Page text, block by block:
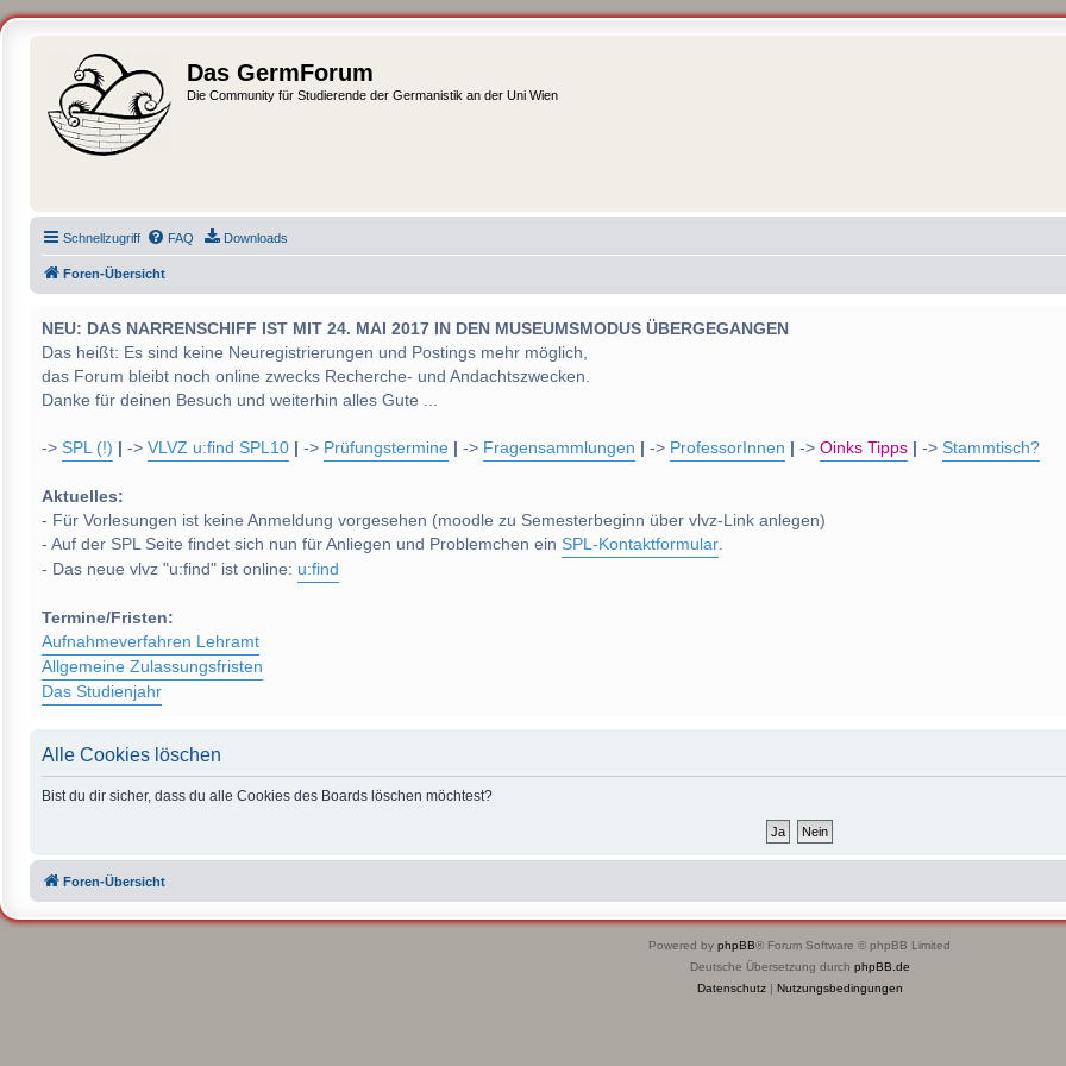
Das GermForum
Die Community für Studierende der Germanistik an der Uni Wien
Schnellzugriff FAQ Downloads
Foren-Übersicht
NEU: DAS NARRENSCHIFF IST MIT 24. MAI 2017 IN DEN MUSEUMSMODUS ÜBERGEGANGEN
Das heißt: Es sind keine Neuregistrierungen und Postings mehr möglich,
das Forum bleibt noch online zwecks Recherche- und Andachtszwecken.
Danke für deinen Besuch und weiterhin alles Gute ...
-> SPL (!) -> VLVZ u:find SPL10 -> Prüfungstermine -> Fragensammlungen -> ProfessorInnen -> Oinks Tipps -> Stammtisch?
Aktuelles:
- Für Vorlesungen ist keine Anmeldung vorgesehen (moodle zu Semesterbeginn über vlvz-Link anlegen)
- Auf der SPL Seite findet sich nun für Anliegen und Problemchen ein SPL-Kontaktformular.
- Das neue vlvz "u:find" ist online: u:find
Termine/Fristen:
Aufnahmeverfahren Lehramt
Allgemeine Zulassungsfristen
Das Studienjahr
Alle Cookies löschen
Bist du dir sicher, dass du alle Cookies des Boards löschen möchtest?
Foren-Übersicht
Powered by phpBB® Forum Software © phpBB Limited
Deutsche Übersetzung durch phpBB.de
Datenschutz| Nutzungsbedingungen